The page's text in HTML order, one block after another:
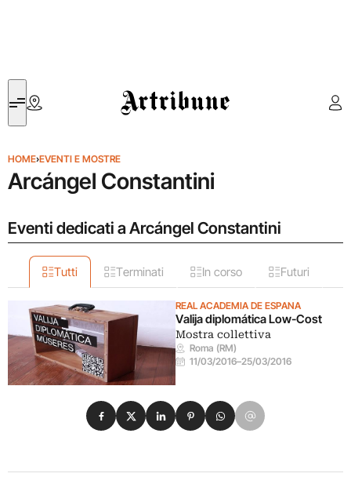
Artribune
HOME›EVENTI E MOSTRE
Arcángel Constantini
Eventi dedicati a Arcángel Constantini
Tutti Terminati In corso Futuri
REAL ACADEMIA DE ESPANA
Valija diplomática Low-Cost
Mostra collettiva
Roma (RM)
11/03/2016–25/03/2016
Condividi su Facebook
Condividi su X
Condividi su LinkedIn
Condividi su Pinterest
Condividi su WhatsApp
Condividi su Email